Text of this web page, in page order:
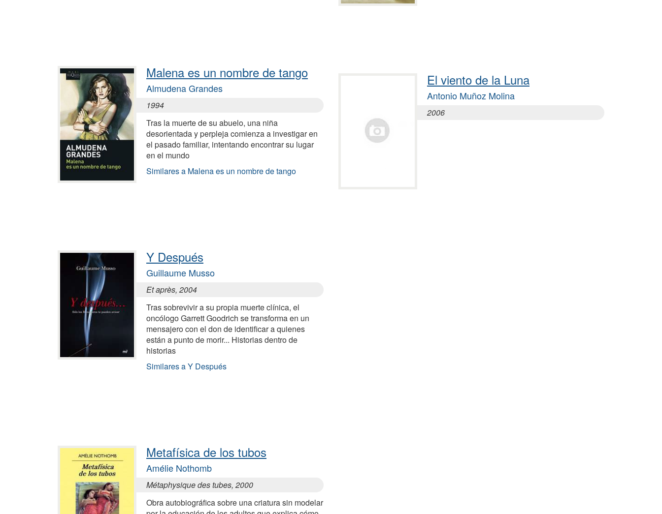
Malena es un nombre de tango
Almudena Grandes
1994
Tras la muerte de su abuelo, una niña
desorientada y perpleja comienza a investigar en
el pasado familiar, intentando encontrar su lugar
en el mundo
Similares a Malena es un nombre de tango
Y Después
Guillaume Musso
Et après, 2004
Tras sobrevivir a su propia muerte clínica, el
oncólogo Garrett Goodrich se transforma en un
mensajero con el don de identificar a quienes
están a punto de morir... Historias dentro de
historias
Similares a Y Después
Metafísica de los tubos
Amélie Nothomb
Métaphysique des tubes, 2000
Obra autobiográfica sobre una criatura sin modelar
El viento de la Luna
Antonio Muñoz Molina
2006